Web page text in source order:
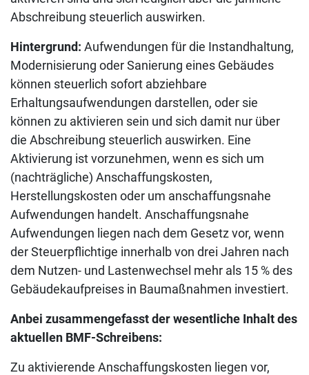
Abschreibung steuerlich auswirken.
Hintergrund: Aufwendungen für die Instandhaltung,
Modernisierung oder Sanierung eines Gebäudes
können steuerlich sofort abziehbare
Erhaltungsaufwendungen darstellen, oder sie
können zu aktivieren sein und sich damit nur über
die Abschreibung steuerlich auswirken. Eine
Aktivierung ist vorzunehmen, wenn es sich um
(nachträgliche) Anschaffungskosten,
Herstellungskosten oder um anschaffungsnahe
Aufwendungen handelt. Anschaffungsnahe
Aufwendungen liegen nach dem Gesetz vor, wenn
der Steuerpflichtige innerhalb von drei Jahren nach
dem Nutzen- und Lastenwechsel mehr als 15 % des
Gebäudekaufpreises in Baumaßnahmen investiert.
Anbei zusammengefasst der wesentliche Inhalt des
aktuellen BMF-Schreibens:
Zu aktivierende Anschaffungskosten liegen vor,